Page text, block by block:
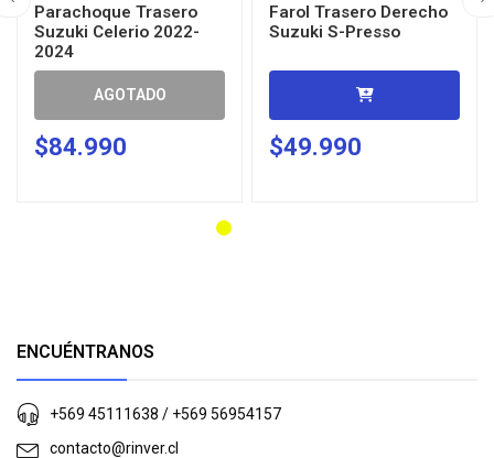
Parachoque Trasero
Suzuki Celerio 2022-
2024
AGOTADO
$84.990
Farol Trasero Derecho
Suzuki S-Presso
$49.990
ENCUÉNTRANOS
+569 45111638 / +569 56954157
contacto@rinver.cl